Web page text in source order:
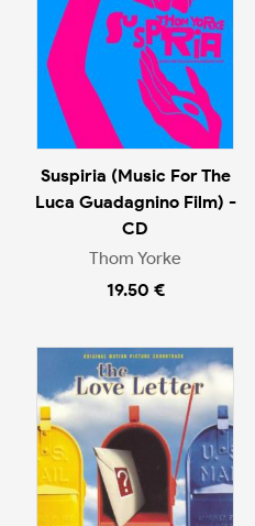
Suspiria (Music For The
Luca Guadagnino Film) -
CD
Thom Yorke
19.50 €